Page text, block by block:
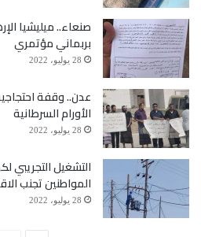
المشتقات النفطية، التي تسبب
سلبية على حياتنا المعيشية.
على توفير مصروفنا اليومي
مصروفات البيت، وسط تدهور
المستويات.
علاوة على ذلك، فحافلته تتعرض
للاستدانة من ملّاك ورش صيانة
صنعاء.. ميليشيا
بربماني مؤتمري
28 يوليو، 2022
عدن.. وقفة
الأورام السرطانية
28 يوليو، 2022
التشغيل التجريبي
المواطنين تجنب
28 يوليو، 2022